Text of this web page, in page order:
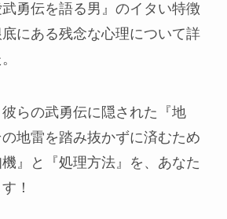
勇伝を語る男』のイタい特徴
にある残念な心理について詳
らの武勇伝に隠された『地
地雷を踏み抜かずに済むため
』と『処理方法』を、あなた
！